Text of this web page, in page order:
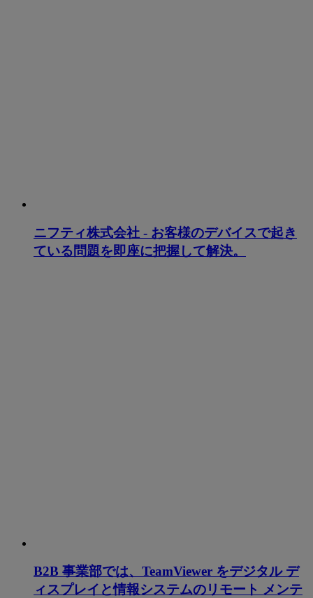
ニフティ株式会社 - お客様のデバイスで起き
ている問題を即座に把握して解決。
B2B 事業部では、TeamViewer をデジタル デ
ィスプレイと情報システムのリモート メンテ